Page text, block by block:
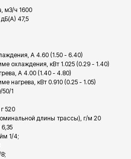
м3/ч 1600
47,5
А 4.60 (1.50 - 6.40)
охлаждения, кВт 1.025 (0.29 - 1.40)
А 4.00 (1.40 - 4.80)
нагрева, кВт 0.910 (0.25 - 1.05)
1
520
длины трассы), г/м 20
1/4;